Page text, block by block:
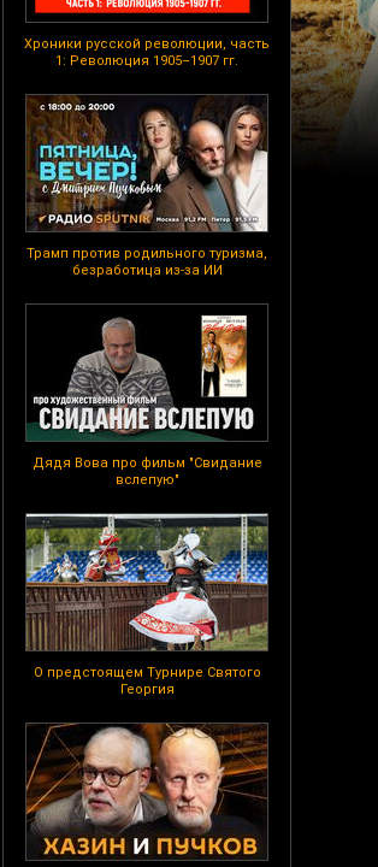
Хроники русской революции, часть
1: Революция 1905–1907 гг.
Трамп против родильного туризма,
безработица из-за ИИ
Дядя Вова про фильм "Свидание
вслепую"
О предстоящем Турнире Святого
Георгия